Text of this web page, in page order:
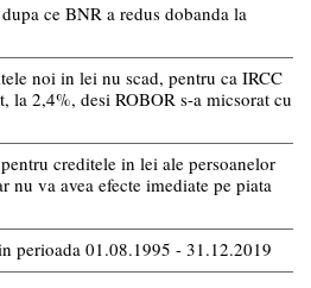
ce BNR a redus dobanda la
noi in lei nu scad, pentru ca IRCC
la 2,4%, desi ROBOR s-a micsorat cu
creditele in lei ale persoanelor
nu va avea efecte imediate pe piata
perioada 01.08.1995 - 31.12.2019